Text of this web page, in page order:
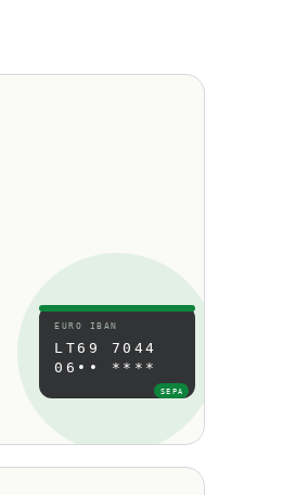
EURO IBAN
LT69 7044
06•• ****
SEPA